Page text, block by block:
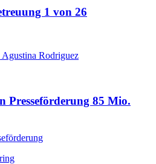
1 von 26
Agustina Rodriguez
Presseförderung 85 Mio.